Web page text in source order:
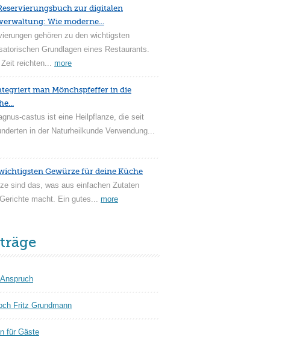
zur digitalen
Wie moderne...
gehören zu den wichtigsten
Grundlagen eines Restaurants.
Zeit reichten... more
man Mönchspfeffer in die
castus ist eine Heilpflanze, die seit
in der Naturheilkunde Verwendung...
Gewürze für deine Küche
sind das, was aus einfachen Zutaten
macht. Ein gutes... more
Fritz Grundmann
für Gäste